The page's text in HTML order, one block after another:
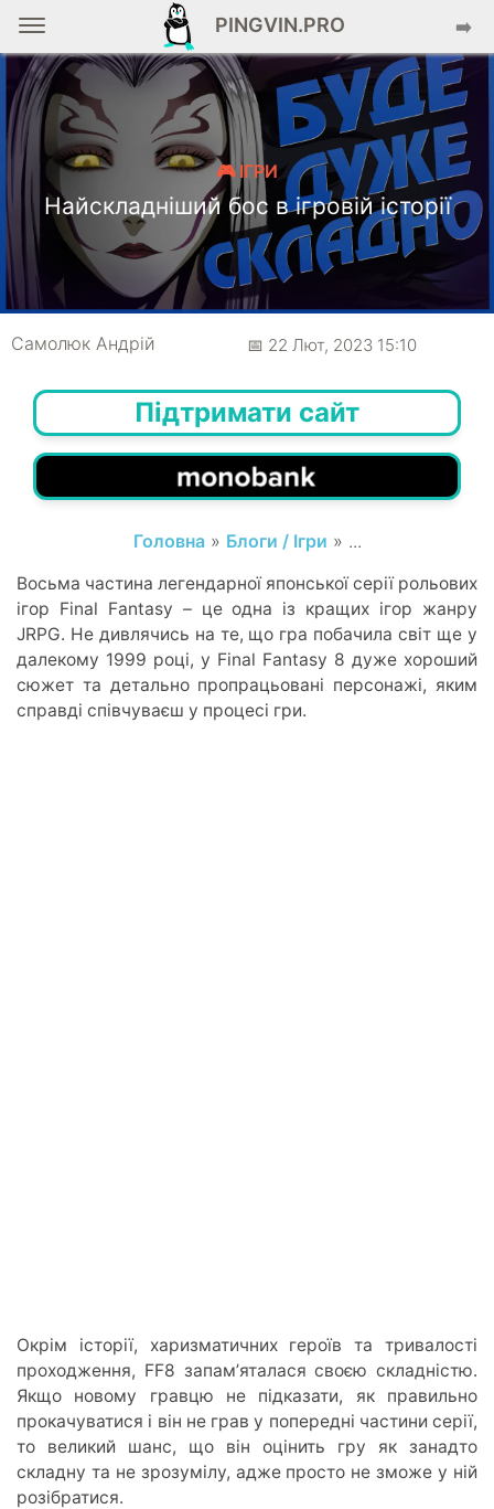
PINGVIN.PRO ➡️
🎮 ІГРИ
Найскладніший бос в ігровій історії
Самолюк Андрій 📅 22 Лют, 2023 15:10
Підтримати сайт
Головна» Блоги / Ігри » ...
Восьма частина легендарної японської серії рольових
ігор Final Fantasy – це одна із кращих ігор жанру
JRPG. Не дивлячись на те, що гра побачила світ ще у
далекому 1999 році, у Final Fantasy 8 дуже хороший
сюжет та детально пропрацьовані персонажі, яким
справді співчуваєш у процесі гри.
Окрім історії, харизматичних героїв та тривалості
проходження, FF8 запамʼяталася своєю складністю.
Якщо новому гравцю не підказати, як правильно
прокачуватися і він не грав у попередні частини серії,
то великий шанс, що він оцінить гру як занадто
складну та не зрозумілу, адже просто не зможе у ній
розібратися.